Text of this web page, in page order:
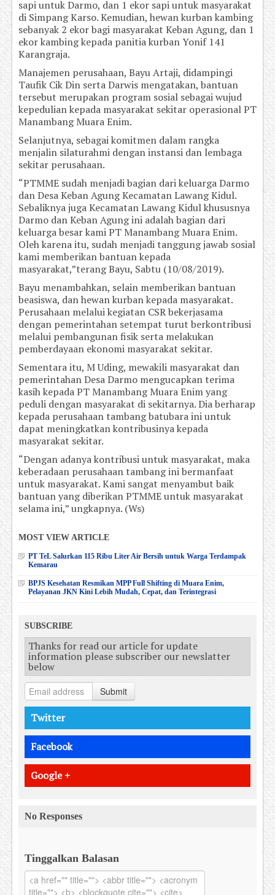
sapi untuk Darmo, dan 1 ekor sapi untuk masyarakat
di Simpang Karso. Kemudian, hewan kurban kambing
sebanyak 2 ekor bagi masyarakat Keban Agung, dan 1
ekor kambing kepada panitia kurban Yonif 141
Karangraja.
Manajemen perusahaan, Bayu Artaji, didampingi
Taufik Cik Din serta Darwis mengatakan, bantuan
tersebut merupakan program sosial sebagai wujud
kepedulian kepada masyarakat sekitar operasional PT
Manambang Muara Enim.
Selanjutnya, sebagai komitmen dalam rangka
menjalin silaturahmi dengan instansi dan lembaga
sekitar perusahaan.
“PTMME sudah menjadi bagian dari keluarga Darmo
dan Desa Keban Agung Kecamatan Lawang Kidul.
Sebaliknya juga Kecamatan Lawang Kidul khususnya
Darmo dan Keban Agung ini adalah bagian dari
keluarga besar kami PT Manambang Muara Enim.
Oleh karena itu, sudah menjadi tanggung jawab sosial
kami memberikan bantuan kepada
masyarakat,”terang Bayu, Sabtu (10/08/2019).
Bayu menambahkan, selain memberikan bantuan
beasiswa, dan hewan kurban kepada masyarakat.
Perusahaan melalui kegiatan CSR bekerjasama
dengan pemerintahan setempat turut berkontribusi
melalui pembangunan fisik serta melakukan
pemberdayaan ekonomi masyarakat sekitar.
Sementara itu, M Uding, mewakili masyarakat dan
pemerintahan Desa Darmo mengucapkan terima
kasih kepada PT Manambang Muara Enim yang
peduli dengan masyarakat di sekitarnya. Dia berharap
kepada perusahaan tambang batubara ini untuk
dapat meningkatkan kontribusinya kepada
masyarakat sekitar.
“Dengan adanya kontribusi untuk masyarakat, maka
keberadaan perusahaan tambang ini bermanfaat
untuk masyarakat. Kami sangat menyambut baik
bantuan yang diberikan PTMME untuk masyarakat
selama ini,” ungkapnya. (Ws)
MOST VIEW ARTICLE
PT TeL Salurkan 115 Ribu Liter Air Bersih untuk Warga Terdampak
Kemarau
BPJS Kesehatan Resmikan MPP Full Shifting di Muara Enim,
Pelayanan JKN Kini Lebih Mudah, Cepat, dan Terintegrasi
SUBSCRIBE
Thanks for read our article for update
information please subscriber our newslatter
below
Submit
Twitter
Facebook
Google +
No Responses
Tinggalkan Balasan